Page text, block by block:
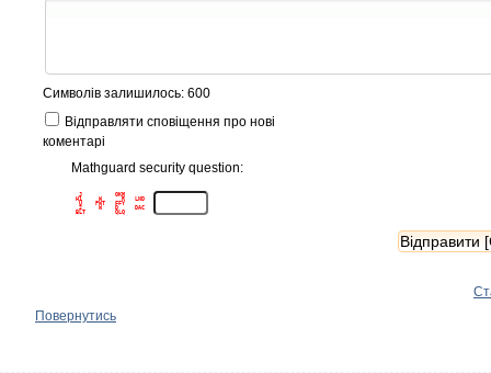
Символів залишилось: 600
Відправляти сповіщення про нові
коментарі
Mathguard security question:
J          OKM
H1     W      R   LND
U    PWT   FFY
2     W    D     DAC
Повернутись